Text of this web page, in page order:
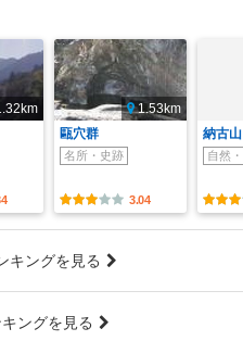
1.53km
甌穴群
名所・史跡
3.04
納古山
自然
キングを見る
ングを見る